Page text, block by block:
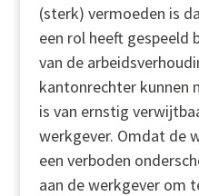
(sterk) vermoeden is
een rol heeft
van de
kantonrechter kunnen
is van ernstig
werkgever. Omdat de
een verboden
aan de werkgever om